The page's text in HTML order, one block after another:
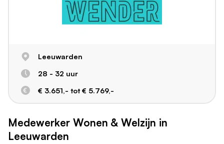
Leeuwarden
28 - 32 uur
€ 3.651,- tot € 5.769,-
Medewerker Wonen & Welzijn in
Leeuwarden